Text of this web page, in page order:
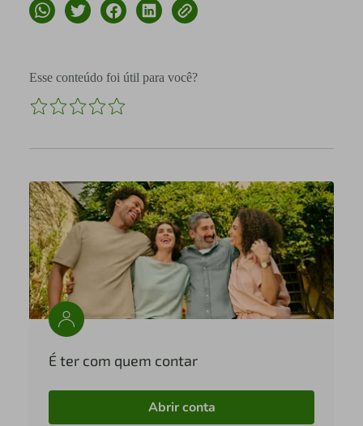
Esse conteúdo foi útil para você?
É ter com quem contar
Abrir conta